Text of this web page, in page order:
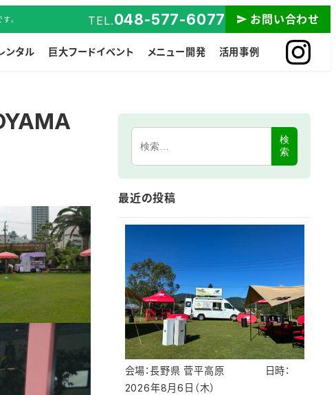
。 TEL.048-577-6077 お問い合わせ
ンタル 巨大フードイベント メニュー開発 活用事例
検
索
最近の投稿
会場：長野県 菅平高原 日時：
2026年8月6日（木）